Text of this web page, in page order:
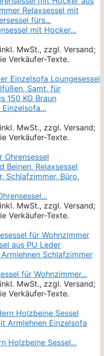
mit Hocker...
MwSt., zzgl. Versand;
Verkäufer-Texte.
MwSt., zzgl. Versand;
Verkäufer-Texte.
MwSt., zzgl. Versand;
Verkäufer-Texte.
für Wohnzimmer...
MwSt., zzgl. Versand;
Verkäufer-Texte.
Holzbeine Sessel...